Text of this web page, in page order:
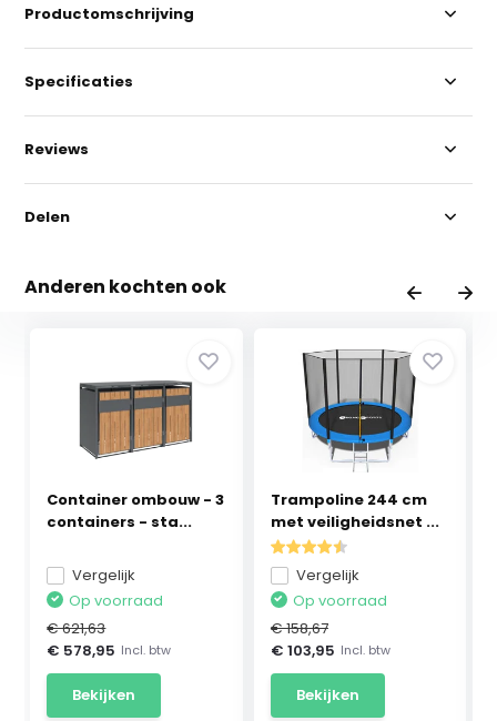
Productomschrijving
Specificaties
Reviews
Delen
Anderen kochten ook
Container ombouw - 3
containers - sta...
Vergelijk
Op voorraad
€ 621,63
€ 578,95 Incl. btw
Bekijken
Trampoline 244 cm
met veiligheidsnet ...
Vergelijk
Op voorraad
€ 158,67
€ 103,95 Incl. btw
Bekijken